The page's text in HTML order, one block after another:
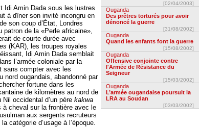
Idi Amin Dada sous les lustres
à dîner son invité incongru en
son coup d’État, Londres
de la «Perle africaine»,
de courte durée avec
(KAR), les troupes royales
Idi Amin Dada semblait
l’armée coloniale par la
sans compter avec les
nord ougandais, abandonné par
fortune dans les
de kilomètres au nord de
occidental d’un père kakwa
à cheval sur la frontière avec le
aux sergents recruteurs
catégorie d’usage à l’époque.
[02/04/2003]
Ouganda
Des prêtres torturés pour avoir
dénoncé la guerre
[31/08/2002]
Ouganda
Quand les enfants font la guerre
[15/08/2002]
Ouganda
Offensive conjointe contre
l'Armée de Résistance du
Seigneur
[15/03/2002]
Ouganda
L’armée ougandaise poursuit la
LRA au Soudan
[03/03/2002]